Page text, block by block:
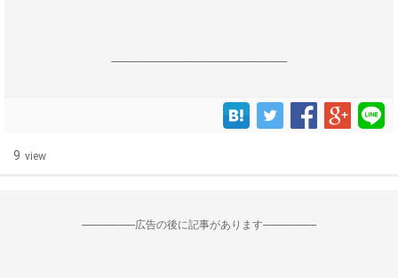
------------------------------------------------------------------
9 view
--------------------広告の後に記事があります--------------------